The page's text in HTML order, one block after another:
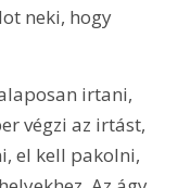
neki, hogy
irtani,
végzi az irtást,
el kell pakolni,